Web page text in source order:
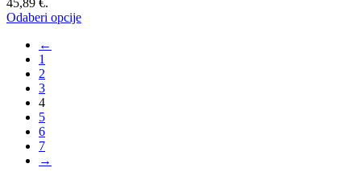
45,89 €.
Odaberi opcije
←
1
2
3
4
5
6
7
→